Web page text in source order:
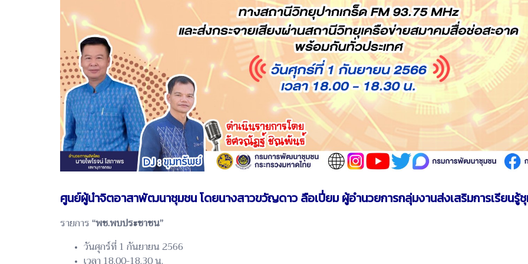
ศูนย์ผู้นำจิตอาสาพัฒนาชุมชน โดยนางสาวขวัญดาว ลือเปี่ยม ผู้อำนวยการกลุ่มงานส่งเสริมการเรียนรู้
รายการ“พช.พบประชาชน”
วันศุกร์ที่ 1 กันยายน 2566